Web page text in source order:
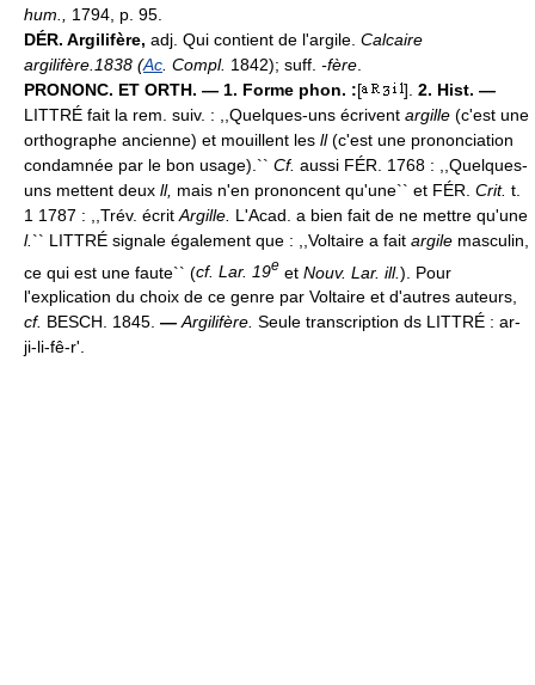
hum., 1794, p. 95.
DÉR. Argilifère, adj. Qui contient de l'argile. Calcaire
argilifère. 1838 (Ac . Compl. 1842); suff. -fère
PRONONC. ET ORTH. — 1. Forme phon. :[ ]. 2. Hist. —
LITTRÉ fait la rem. suiv. : ,,Quelques-uns écrivent argille (c'est une
orthographe ancienne) et mouillent les ll(c'est une prononciation
condamnée par le bon usage).`` Cf. aussi FÉR. 1768 : ,,Quelques-
uns mettent deux ll, mais n'en prononcent qu'une`` et FÉR. Crit. t.
1 1787 : ,,Trév. écrit Argille. L'Acad. a bien fait de ne mettre qu'une
l. `` LITTRÉ signale également que : ,,Voltaire a fait argile masculin,
ce qui est une faute`` (cf. Lar. 19e et Nouv. Lar. ill.). Pour
l'explication du choix de ce genre par Voltaire et d'autres auteurs,
cf. BESCH. 1845. —Argilifère. Seule transcription ds LITTRÉ : ar-
ji-li-fê-r'.